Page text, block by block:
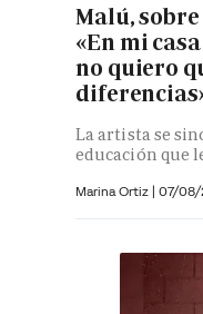
Malú,
«En mi
no quiero
La artista se
educación que
Marina Ortiz | 07/08/